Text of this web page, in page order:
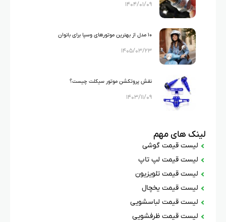
۱۴۰۴/۰۱/۰۹
۱۰ مدل از بهترین موتورهای وسپا برای بانوان
۱۴۰۵/۰۳/۲۳
نقش پروتکشن موتور سیکلت چیست؟
۱۴۰۳/۱۱/۰۹
لینک های مهم
لیست قیمت گوشی
لیست قیمت لپ تاپ
لیست قیمت تلویزیون
لیست قیمت یخچال
لیست قیمت لباسشویی
لیست قیمت ظرفشویی